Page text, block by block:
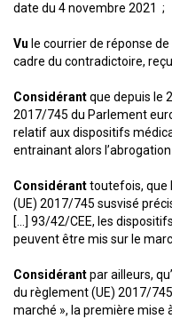
date du 4 novembre 2021 ;
Vu le courrier de réponse
cadre du contradictoire,
Considérantque depuis le
2017/745 du Parlement
relatif aux dispositifs
entrainant alors
Considéranttoutefois, que
(UE) 2017/745 susvisé
[…] 93/42/CEE, les
peuvent être mis sur le
Considérantpar ailleurs,
du règlement (UE) 2017/
marché », la première mise